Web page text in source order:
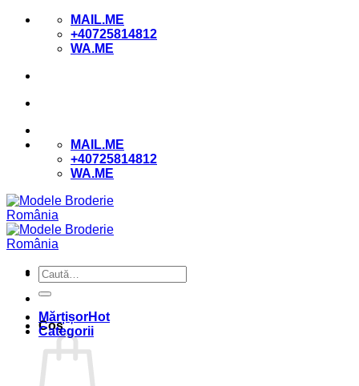
Skip
MAIL.ME
+40725814812
WA.ME
MAIL.ME
+40725814812
WA.ME
Coș
Caută
după:
Mărțișor
Categorii